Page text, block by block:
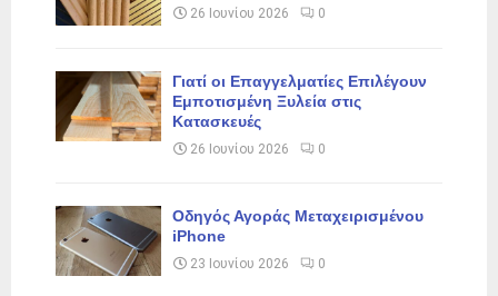
26 Ιουνίου 2026 0
Γιατί οι Επαγγελματίες Επιλέγουν
Εμποτισμένη Ξυλεία στις
Κατασκευές
26 Ιουνίου 2026 0
Οδηγός Αγοράς Μεταχειρισμένου
iPhone
23 Ιουνίου 2026 0